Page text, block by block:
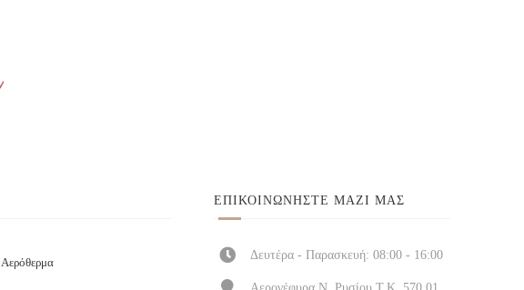
ΕΠΙΚΟΙΝΩΝΉΣΤΕ ΜΑΖΊ ΜΑΣ
Δευτέρα - Παρασκευή: 08:00 - 16:00